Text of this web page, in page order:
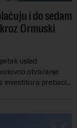
i do sedam
Ormuski
usled
otvaranje
investitora prebacio